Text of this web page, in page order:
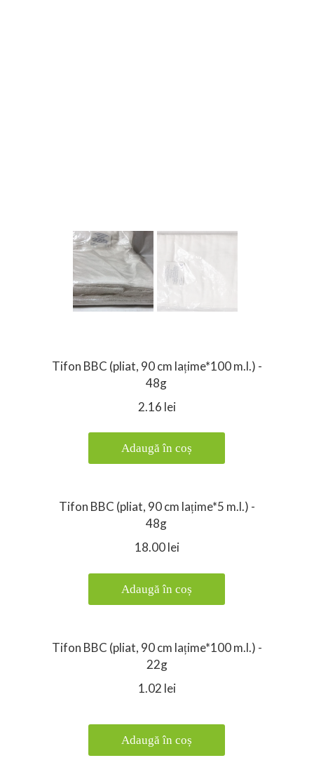
Tifon BBC (pliat, 90 cm lațime*5 m.l.) -
48g
18.00 lei
Adaugă în coș
Tifon BBC (pliat, 90 cm lațime*100 m.l.) -
22g
1.02 lei
Tifon BBC (pliat, 90 cm lațime*100 m.l.) -
48g
2.16 lei
Adaugă în coș
Adaugă în coș